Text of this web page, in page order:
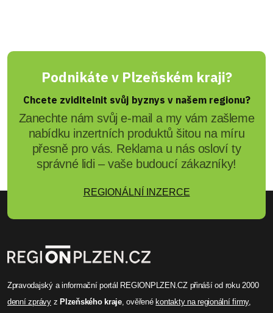
Podnikáte v Plzeňském kraji?
Chcete zviditelnit svůj byznys v našem regionu?
Zanechte nám svůj e-mail a my vám zašleme
nabídku inzertních produktů šitou na míru
přesně pro vás. Reklama u nás osloví ty
správné lidi – vaše budoucí zákazníky!
REGIONÁLNÍ INZERCE
Zpravodajský a informační portál REGIONPLZEN.CZ přináší od roku 2000
denní zprávyz Plzeňského kraje, ověřené kontakty na regionální firmy,